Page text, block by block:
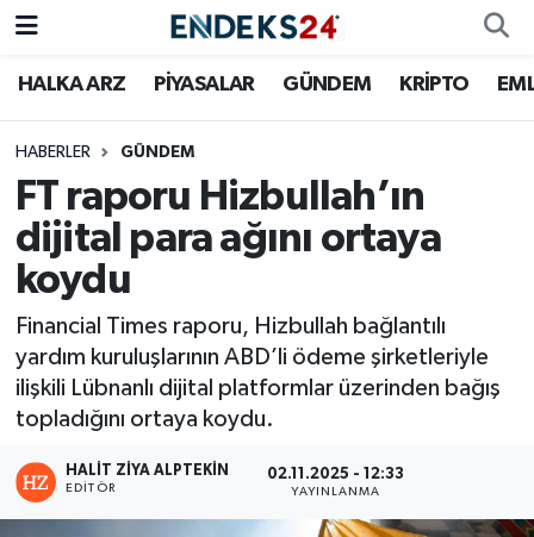
HALKA ARZ PİYASALAR GÜNDEM KRİPTO
HABERLER GÜNDEM
FT raporu Hizbullah’ın
dijital para ağını ortaya
koydu
Financial Times raporu, Hizbullah bağlantılı
yardım kuruluşlarının ABD’li ödeme şirketleriyle
ilişkili Lübnanlı dijital platformlar üzerinden bağış
topladığını ortaya koydu.
HALIT ZIYA ALPTEKIN
EDITÖR
02.11.2025 - 12:33
YAYINLANMA
EMLAK
ENERJİ
GÜNDEM
HALKA ARZ
KRİPTO
OTOMOTİV
SAVUNMA
Nöbetçi Eczaneler
Hava Durumu
Trafik Durumu
Süper Lig Puan Durumu ve Fikstür
Tüm Manşetler
Son Dakika Haberleri